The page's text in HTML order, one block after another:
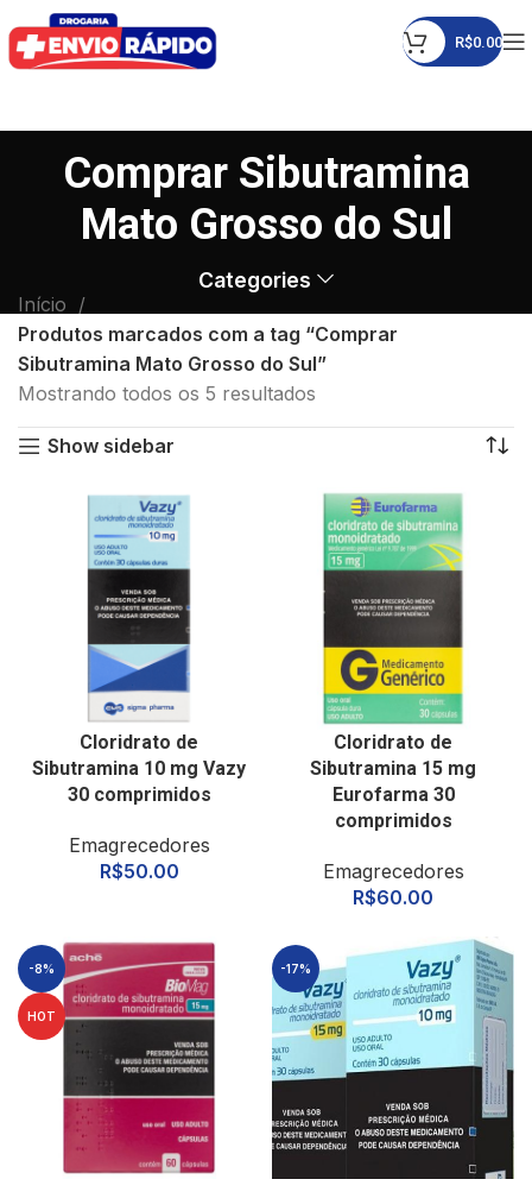
R$0.00
Comprar Sibutramina
Mato Grosso do Sul
Categories
Início
Produtos marcados com a tag “Comprar
Sibutramina Mato Grosso do Sul”
Mostrando todos os 5 resultados
Show sidebar
Cloridrato de
Sibutramina 10 mg Vazy
30 comprimidos
Emagrecedores
R$50.00
Cloridrato de
Sibutramina 15 mg
Eurofarma 30
comprimidos
Emagrecedores
R$60.00
-8%
HOT
-17%